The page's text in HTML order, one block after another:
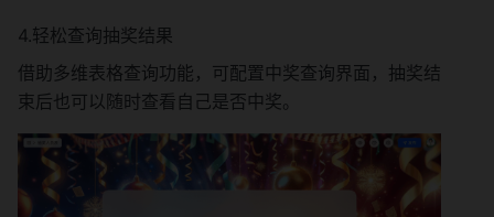
4.轻松查询抽奖结果
借助多维表格查询功能，可配置中奖查询界面，抽奖结
束后也可以随时查看自己是否中奖。